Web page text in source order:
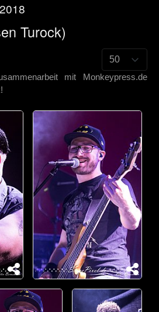
Turock)
mit Monkeypress.de